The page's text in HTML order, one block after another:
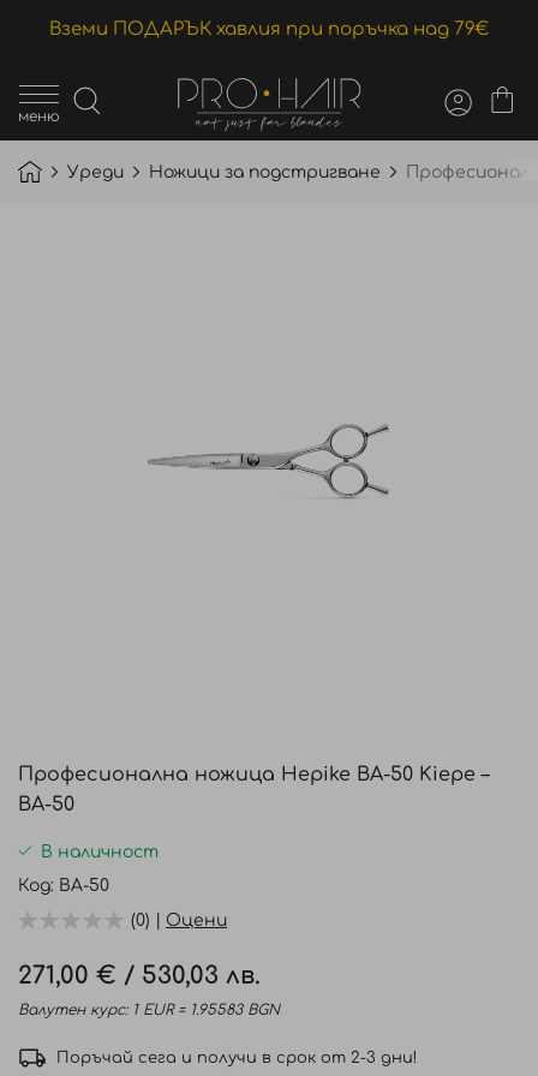
Вземи ПОДАРЪК хавлия при поръчка над 79€
меню
Уреди Ножици за подстригване
началото
на
галерия
със
Професионална ножица Hepike BA-50 Kiepe –
BA-50
В наличност
Код BA-50
(0) | Оцени
271,00 € / 530,03 лв.
Валутен курс: 1 EUR = 1.95583 BGN
Поръчай сега и получи в срок от 2-3 дни!